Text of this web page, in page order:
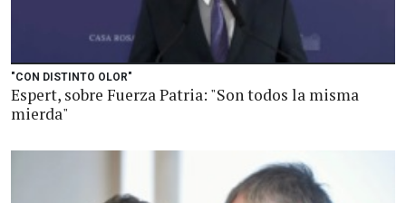
"CON DISTINTO OLOR"
Espert, sobre Fuerza Patria: "Son todos la misma
mierda"